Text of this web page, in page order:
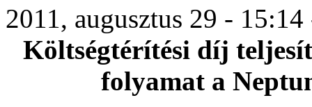
2011, augusztus 29 -
Költségtérítési díj
folyamat a